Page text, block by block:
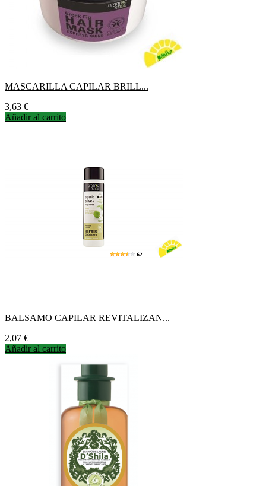
MASCARILLA CAPILAR BRILL...
Precio
3,63 €
Añadir al carrito
BALSAMO CAPILAR REVITALIZAN...
Precio
2,07 €
Añadir al carrito